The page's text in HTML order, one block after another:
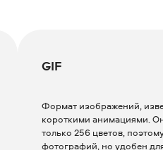
GIF
Формат изображений,
короткими анимациями.
только 256 цветов,
фотографий, но удобен